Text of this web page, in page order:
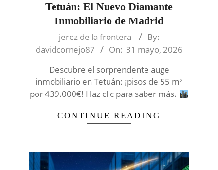
Tetuán: El Nuevo Diamante
Inmobiliario de Madrid
05-
jerez de la frontera
By:
davidcornejo87
On: 31 mayo, 2026
Descubre el sorprendente auge
inmobiliario en Tetuán: ¡pisos de 55 m²
por 439.000€! Haz clic para saber más.
CONTINUE READING